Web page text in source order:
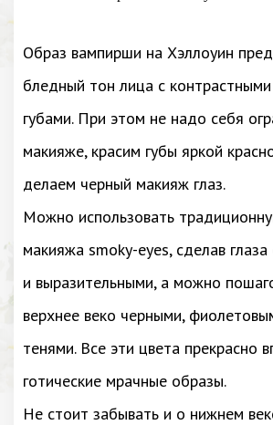
Образ вампирши на Хэллоуин
бледный тон лица с контрастными
губами. При этом не надо себя
макияже, красим губы яркой
делаем черный макияж глаз.
Можно использовать
макияжа smoky-eyes, сделав
и выразительными, а можно
верхнее веко черными,
тенями. Все эти цвета прекрасно
готические мрачные образы.
Не стоит забывать и о нижнем